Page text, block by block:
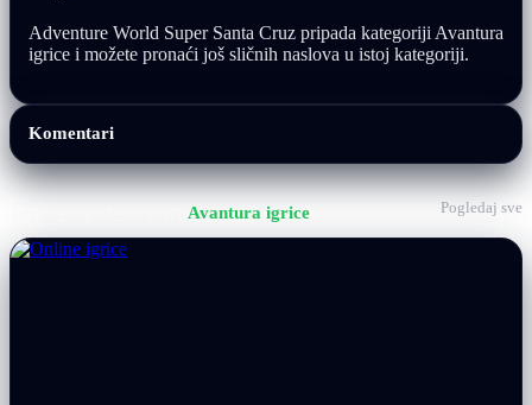
Adventure World Super Santa Cruz pripada kategoriji Avantura
igrice i možete pronaći još sličnih naslova u istoj kategoriji.
Komentari
Avantura igrice Pogledaj sve